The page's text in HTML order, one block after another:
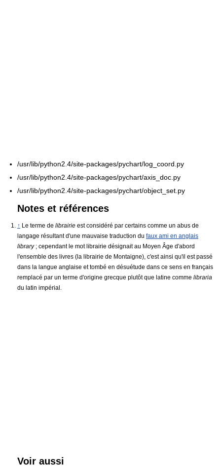
/usr/lib/python2.4/site-packages/pychart/log_coord.py
/usr/lib/python2.4/site-packages/pychart/axis_doc.py
/usr/lib/python2.4/site-packages/pychart/object_set.py
Notes et références
↑ Le terme de librairie est considéré par certains comme un abus de
langage résultant d'une mauvaise traduction du faux ami en anglais
library; cependant le mot librairie désignait au Moyen Âge d'abord
l'ensemble des livres (la librairie de Montaigne), c'est ainsi qu'il est passé
dans la langue anglaise et tombé en désuétude dans ce sens en français
remplacé par un terme d'origine grecque plutôt que latine comme libraria
du latin impérial.
Voir aussi